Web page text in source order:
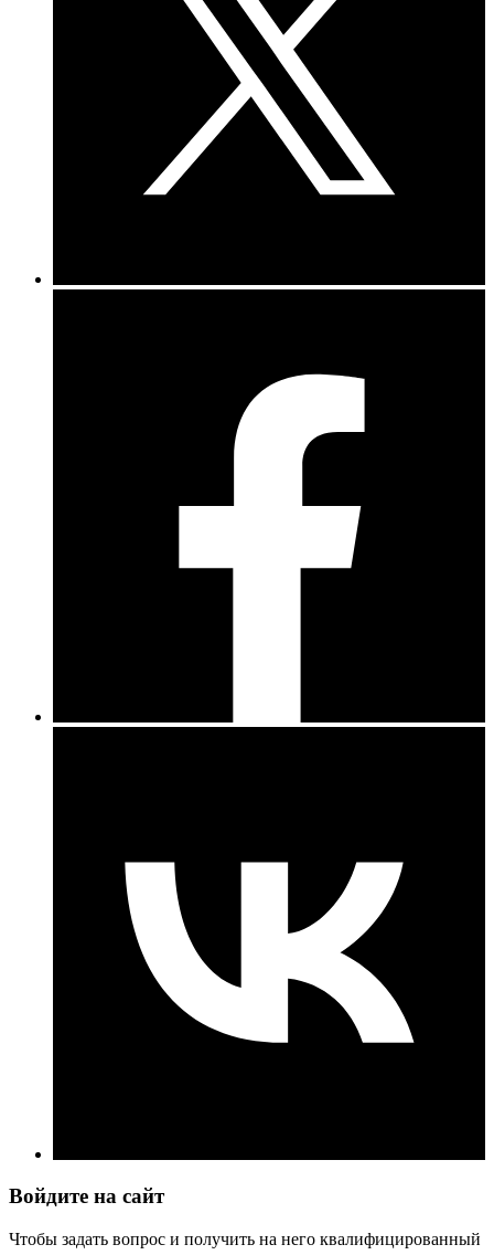
Войдите на сайт
Чтобы задать вопрос и получить на него квалифицированный